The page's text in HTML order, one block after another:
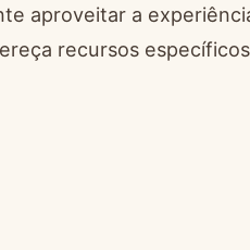
aproveitar a
recursos